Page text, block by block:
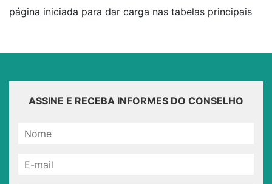
página iniciada para dar carga nas tabelas principais
ASSINE E RECEBA INFORMES DO CONSELHO